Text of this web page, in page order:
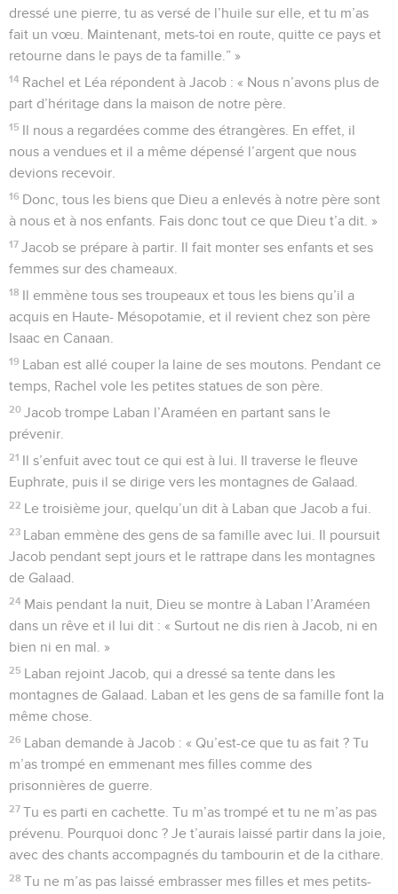
dressé une pierre, tu as versé de l’huile sur elle, et tu m’as
fait un vœu. Maintenant, mets-toi en route, quitte ce pays et
retourne dans le pays de ta famille.” »
14 Rachel et Léa répondent à Jacob : « Nous n’avons plus de
part d’héritage dans la maison de notre père.
15 Il nous a regardées comme des étrangères. En effet, il
nous a vendues et il a même dépensé l’argent que nous
devions recevoir.
16 Donc, tous les biens que Dieu a enlevés à notre père sont
à nous et à nos enfants. Fais donc tout ce que Dieu t’a dit. »
17 Jacob se prépare à partir. Il fait monter ses enfants et ses
femmes sur des chameaux.
18 Il emmène tous ses troupeaux et tous les biens qu’il a
acquis en Haute- Mésopotamie, et il revient chez son père
Isaac en Canaan.
19 Laban est allé couper la laine de ses moutons. Pendant ce
temps, Rachel vole les petites statues de son père.
20 Jacob trompe Laban l’Araméen en partant sans le
prévenir.
21 Il s’enfuit avec tout ce qui est à lui. Il traverse le fleuve
Euphrate, puis il se dirige vers les montagnes de Galaad.
22 Le troisième jour, quelqu’un dit à Laban que Jacob a fui.
23 Laban emmène des gens de sa famille avec lui. Il poursuit
Jacob pendant sept jours et le rattrape dans les montagnes
de Galaad.
24 Mais pendant la nuit, Dieu se montre à Laban l’Araméen
dans un rêve et il lui dit : « Surtout ne dis rien à Jacob, ni en
bien ni en mal. »
25 Laban rejoint Jacob, qui a dressé sa tente dans les
montagnes de Galaad. Laban et les gens de sa famille font la
même chose.
26 Laban demande à Jacob : « Qu’est-ce que tu as fait ? Tu
m’as trompé en emmenant mes filles comme des
prisonnières de guerre.
27 Tu es parti en cachette. Tu m’as trompé et tu ne m’as pas
prévenu. Pourquoi donc ? Je t’aurais laissé partir dans la joie,
avec des chants accompagnés du tambourin et de la cithare.
28 Tu ne m’as pas laissé embrasser mes filles et mes petits-